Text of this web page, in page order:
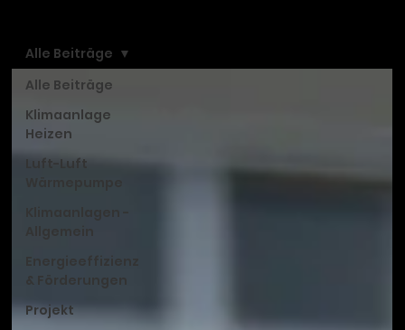
Alle Beiträge
Klimaanlage
Heizen
Luft-Luft
Allgemein
Energieeffizienz
& Förderungen
Projekt
Alle Beiträge